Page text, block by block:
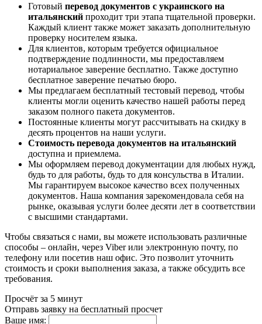
Готовый перевод документов с украинского на
итальянский проходит три этапа тщательной проверки.
Каждый клиент также может заказать дополнительную
проверку носителем языка.
Для клиентов, которым требуется официальное
подтверждение подлинности, мы предоставляем
нотариальное заверение бесплатно. Также доступно
бесплатное заверение печатью бюро.
Мы предлагаем бесплатный тестовый перевод, чтобы
клиенты могли оценить качество нашей работы перед
заказом полного пакета документов.
Постоянные клиенты могут рассчитывать на скидку в
десять процентов на наши услуги.
Стоимость перевода документов на итальянский
доступна и приемлема.
Мы оформляем перевод документации для любых нужд,
будь то для работы, будь то для консульства в Италии.
Мы гарантируем высокое качество всех полученных
документов. Наша компания зарекомендовала себя на
рынке, оказывая услуги более десяти лет в соответствии
с высшими стандартами.
Чтобы связаться с нами, вы можете использовать различные
способы – онлайн, через Viber или электронную почту, по
телефону или посетив наш офис. Это позволит уточнить
стоимость и сроки выполнения заказа, а также обсудить все
требования.
Просчёт за 5 минут
Отправь заявку на бесплатный просчет
Ваше имя: